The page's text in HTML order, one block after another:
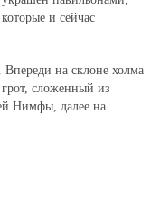
и сейчас
на склоне холма
сложенный из
Нимфы, далее на